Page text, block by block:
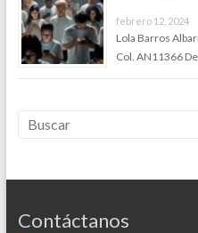
febrero 12, 2024
Lola Barros
Col. AN11366 De
Contáctanos